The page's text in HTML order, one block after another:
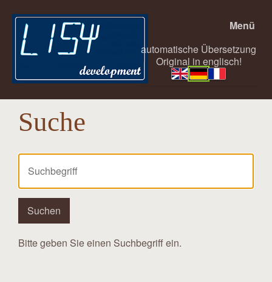
Menü
automatische Übersetzung
Original in englisch!
Suche
Bitte geben Sie einen Suchbegriff ein.